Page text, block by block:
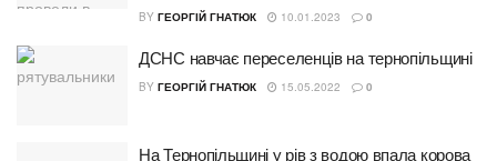
BY ГЕОРГІЙ ГНАТЮК 10.01.2023 0
ДСНС навчає переселенців на тернопільщині
BY ГЕОРГІЙ ГНАТЮК 15.05.2022 0
На Тернопільщині у рів з водою впала корова